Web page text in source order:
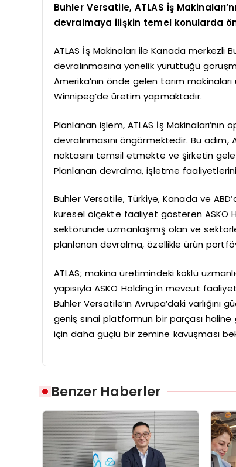
Buhler Versatile, ATLAS İş
devralmaya ilişkin temel konularda
ATLAS İş Makinaları ile Kanada merkezli
devralınmasına yönelik yürüttüğü
Amerika’nın önde gelen tarım
Winnipeg’de üretim yapmaktadır.
Planlanan işlem, ATLAS İş
devralınmasını öngörmektedir. Bu
noktasını temsil etmekte ve şirketin
Planlanan devralma, işletme
Buhler Versatile, Türkiye, Kanada ve
küresel ölçekte faaliyet gösteren ASKO
sektöründe uzmanlaşmış olan ve
planlanan devralma, özellikle ürün
ATLAS; makina üretimindeki köklü
yapısıyla ASKO Holding’in mevcut
Buhler Versatile’ın Avrupa’daki
geniş sınai platformun bir parçası haline
için daha güçlü bir zemine kavuşması
Benzer Haberler